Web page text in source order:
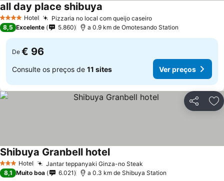
4 EstrelasHotel Pizzaria no local com queijo caseiroVer preços
all day place shibuya
8,5 Excelente 5.860 a 0.9 km de Omotesando Station
De € 96
Consulte os preços de 11 sites Ver preços
Partilhar
3 EstrelasHotel Jantar teppanyaki Ginza-no Steak
Shibuya Granbell hotelVer preços
8,1 Muito boa 6.021 a 0.3 km de Shibuya Station